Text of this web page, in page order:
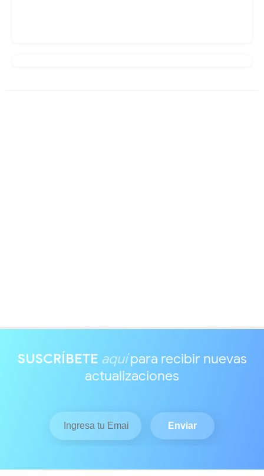
SUSCRÍBETE aquípara recibir nuevas
actualizaciones